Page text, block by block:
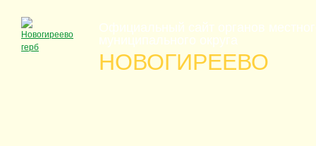
Официальный сайт органов
муниципального округа
НОВОГИРЕЕВО